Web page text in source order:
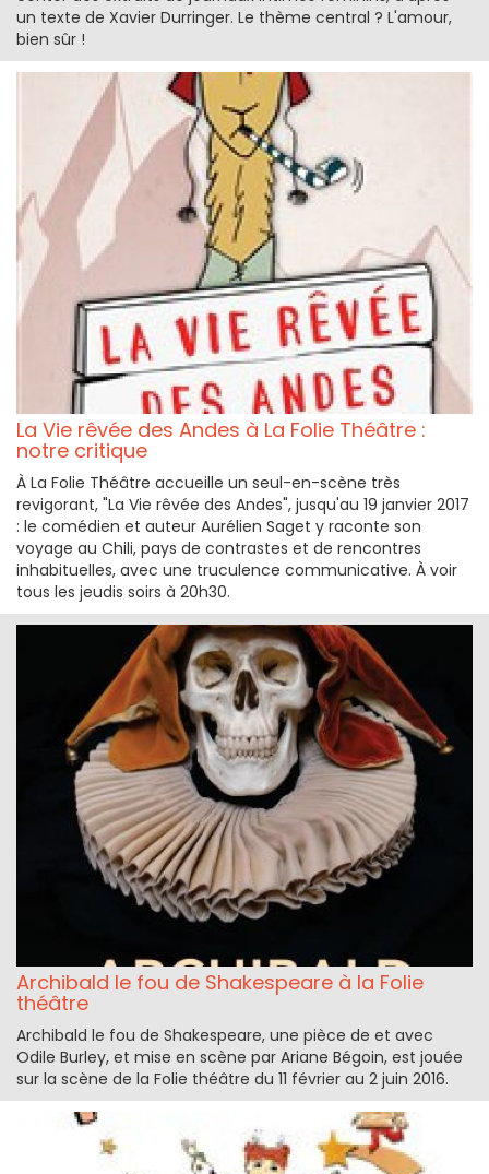
un texte de Xavier Durringer. Le thème central ? L'amour,
bien sûr !
La Vie rêvée des Andes à La Folie Théâtre :
notre critique
À La Folie Théâtre accueille un seul-en-scène très
revigorant, "La Vie rêvée des Andes", jusqu'au 19 janvier 2017
: le comédien et auteur Aurélien Saget y raconte son
voyage au Chili, pays de contrastes et de rencontres
inhabituelles, avec une truculence communicative. À voir
tous les jeudis soirs à 20h30.
Archibald le fou de Shakespeare à la Folie
théâtre
Archibald le fou de Shakespeare, une pièce de et avec
Odile Burley, et mise en scène par Ariane Bégoin, est jouée
sur la scène de la Folie théâtre du 11 février au 2 juin 2016.